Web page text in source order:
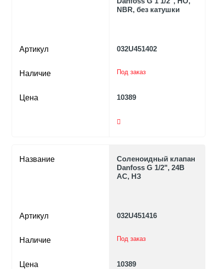
Артикул
Наличие
Цена
NBR, без катушки
032U451402
Под заказ
10389
Название
Артикул
Наличие
Цена
Соленоидный клапан
Danfoss G 1/2", 24В
AC, НЗ
032U451416
Под заказ
10389